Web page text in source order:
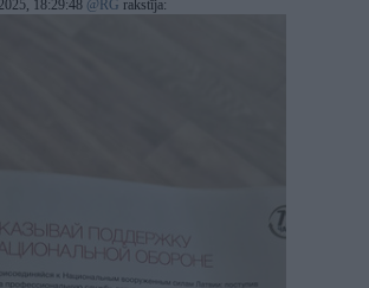
18:29:48 @RG rakstīja: